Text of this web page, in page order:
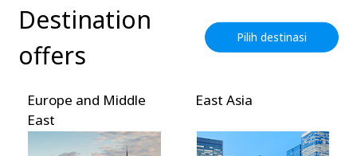
Destination
offers
Pilih destinasi
Europe and Middle
East
East Asia